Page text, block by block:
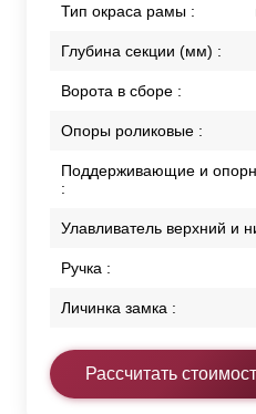
Тип окраса рамы :
Глубина секции (мм) :
Ворота в сборе :
Опоры роликовые :
Поддерживающие и
:
Улавливатель верхний и
Ручка :
Личинка замка :
Рассчитать